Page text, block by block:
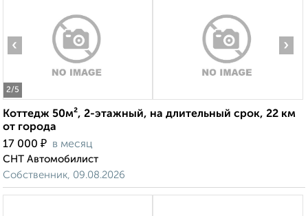
2/5
‹ ›
Коттедж 50м², 2-этажный, на длительный срок, 22 км
от города
17 000 ₽ в месяц
СНТ Автомобилист
Собственник, 09.08.2026